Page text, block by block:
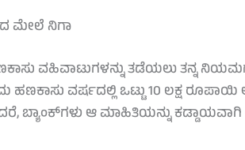
ಮೇಲೆ ನಿಗಾ
ವಹಿವಾಟುಗಳನ್ನು ತಡೆಯಲು ತನ್ನ
ವರ್ಷದಲ್ಲಿ ಒಟ್ಟು 10 ಲಕ್ಷ
ಬ್ಯಾಂಕ್‌ಗಳು ಆ ಮಾಹಿತಿಯನ್ನು